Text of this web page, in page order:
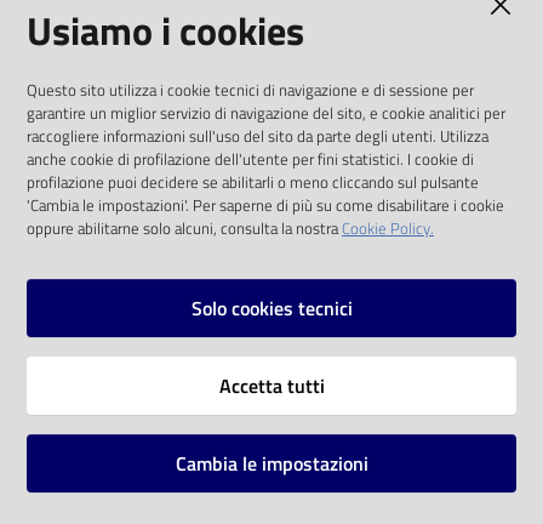
Catalogo
on line
Eventi
Chiedi al
bibliotecario
solo alle condizioni previste dalla direttiva
comunitaria 2003/98/CE e dal d.lgs. 36/2006
SOCIAL
Instagram
Vai alla pagina
Mappa del sito
Usiamo i cookies
Questo sito utilizza i cookie tecnici di navigazione e di sessione per
garantire un miglior servizio di navigazione del sito, e cookie analitici per
raccogliere informazioni sull'uso del sito da parte degli utenti. Utilizza
anche cookie di profilazione dell'utente per fini statistici. I cookie di
profilazione puoi decidere se abilitarli o meno cliccando sul pulsante
'Cambia le impostazioni'. Per saperne di più su come disabilitare i cookie
oppure abilitarne solo alcuni, consulta la nostraCookie Policy.
Solo cookies tecnici
Accetta tutti
Cambia le impostazioni